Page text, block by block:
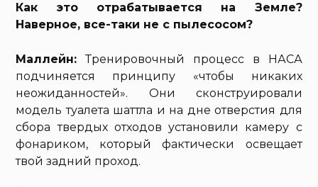
Как это отрабатывается на Земле?
Наверное, все-таки не с пылесосом?
Маллейн: Тренировочный процесс в НАСА
подчиняется принципу «чтобы никаких
неожиданностей». Они сконструировали
модель туалета шаттла и на дне отверстия для
сбора твердых отходов установили камеру с
фонариком, который фактически освещает
твой задний проход.